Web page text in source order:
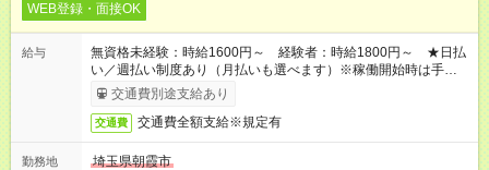
WEB登録・面接OK
給与
無資格未経験：時給1600円～ 経験者：時給1800円～ ★日払
い／週払い制度あり（月払いも選べます）※稼働開始時は手続き
完了次第のお支払いとなります。
交通費別途支給あり
交通費 交通費全額支給※規定有
勤務地
埼玉県朝霞市